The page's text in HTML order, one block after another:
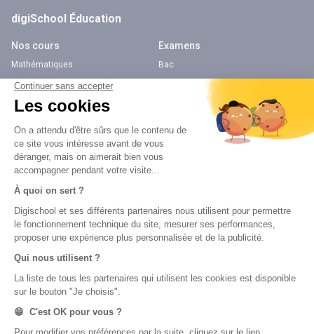
digiSchool Éducation
Nos cours
Mathématiques
Histoire-géographie
Français
Physique-Chimie
Examens
Bac
Brevet des collèges
Annales
Bac
Brevet des collèges
Nos applications
Application Android Éducation
Application iOS Éducation
Nos chaînes youtube
Chaîne Youtube Lycée
digiSchool Orientation